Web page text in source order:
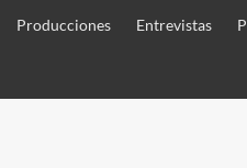
Producciones Entrevistas